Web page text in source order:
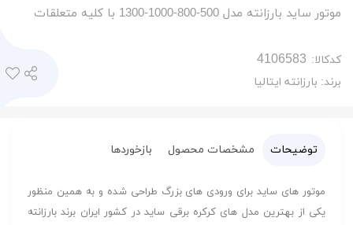
موتور ساید بارزانته مدل 500-800-1000-1300 با کلیه متعلقات
کدکالا:
برند: بارزانته ایتالیا
توضیحات مشخصات محصول بازخوردها
موتور های ساید برای ورودی های بزرگ طراحی شده و به همین منظور
یکی از بهترین مدل های کرکره برقی ساید در کشور ایران برند بارزانته